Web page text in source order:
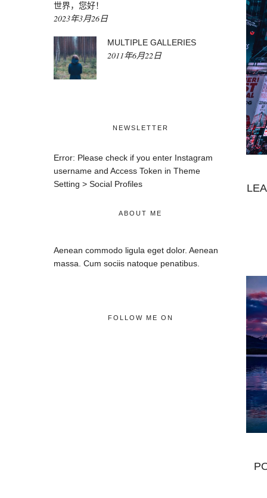
世界，您好！
2023年3月26日
MULTIPLE GALLERIES
2011年6月22日
NEWSLETTER
Error: Please check if you enter Instagram
username and Access Token in Theme
Setting > Social Profiles
ABOUT ME
Aenean commodo ligula eget dolor. Aenean
massa. Cum sociis natoque penatibus.
FOLLOW ME ON